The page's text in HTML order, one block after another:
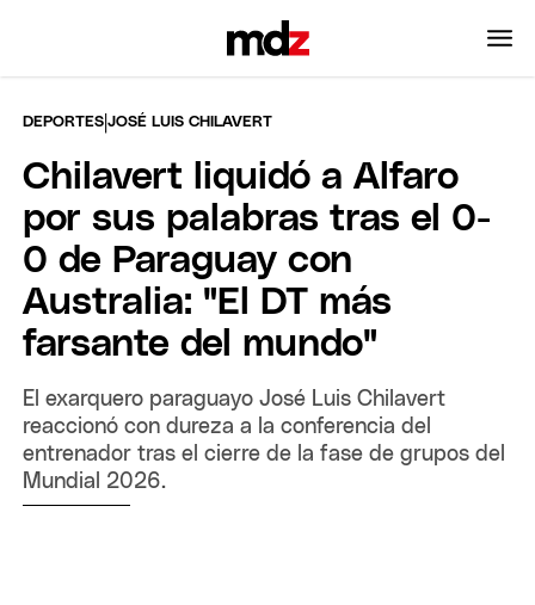
DEPORTES |JOSÉ LUIS CHILAVERT
Chilavert liquidó a Alfaro
por sus palabras tras el 0-
0 de Paraguay con
Australia: "El DT más
farsante del mundo"
El exarquero paraguayo José Luis Chilavert
reaccionó con dureza a la conferencia del
entrenador tras el cierre de la fase de grupos del
Mundial 2026.